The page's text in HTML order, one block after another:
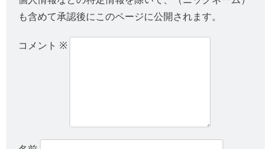
も含めて承認後にこのページに公開されます。
コメント ※